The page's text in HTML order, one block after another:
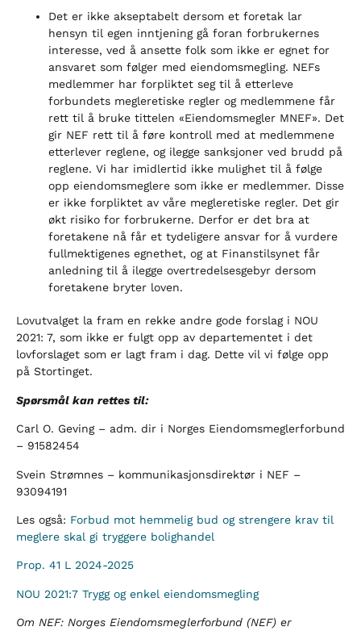
Det er ikke akseptabelt dersom et foretak lar
hensyn til egen inntjening gå foran forbrukernes
interesse, ved å ansette folk som ikke er egnet for
ansvaret som følger med eiendomsmegling. NEFs
medlemmer har forpliktet seg til å etterleve
forbundets megleretiske regler og medlemmene får
rett til å bruke tittelen «Eiendomsmegler MNEF». Det
gir NEF rett til å føre kontroll med at medlemmene
etterlever reglene, og ilegge sanksjoner ved brudd på
reglene. Vi har imidlertid ikke mulighet til å følge
opp eiendomsmeglere som ikke er medlemmer. Disse
er ikke forpliktet av våre megleretiske regler. Det gir
økt risiko for forbrukerne. Derfor er det bra at
foretakene nå får et tydeligere ansvar for å vurdere
fullmektigenes egnethet, og at Finanstilsynet får
anledning til å ilegge overtredelsesgebyr dersom
foretakene bryter loven.
Lovutvalget la fram en rekke andre gode forslag i NOU
2021: 7, som ikke er fulgt opp av departementet i det
lovforslaget som er lagt fram i dag. Dette vil vi følge opp
på Stortinget.
Spørsmål kan rettes til:
Carl O. Geving – adm. dir i Norges Eiendomsmeglerforbund
– 91582454
Svein Strømnes – kommunikasjonsdirektør i NEF –
93094191
Les også: Forbud mot hemmelig bud og strengere krav til
meglere skal gi tryggere bolighandel
Prop. 41 L 2024-2025
NOU 2021:7 Trygg og enkel eiendomsmegling
Om NEF: Norges Eiendomsmeglerforbund (NEF) er